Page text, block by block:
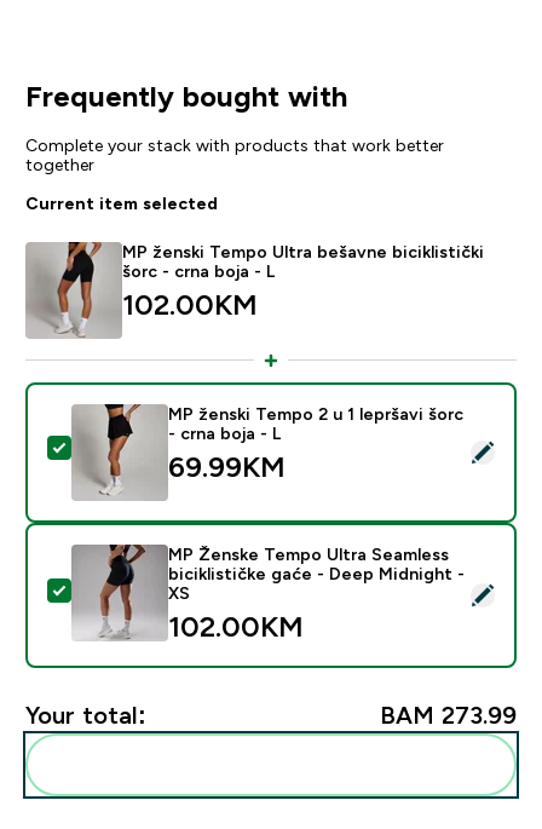
Frequently bought with
Complete your stack with products that work better
together
Current item selected
MP ženski Tempo Ultra bešavne biciklistički
šorc - crna boja - L
102.00KM‎
Select this product - MP ženski Tempo 2 u 1 lepršavi
MP ženski Tempo 2 u 1 lepršavi šorc
- crna boja - L
69.99KM‎
Select this product - MP Ženske Tempo Ultra
MP Ženske Tempo Ultra Seamless
biciklističke gaće - Deep Midnight -
XS
102.00KM‎
Your total: BAM 273.99‎